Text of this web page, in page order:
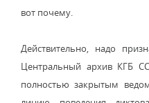
вот почему.
Действительно, надо
Центральный архив КГБ
полностью закрытым